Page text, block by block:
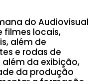
do Audiovisual
filmes locais,
além de
e rodas de
da exibição,
da produção